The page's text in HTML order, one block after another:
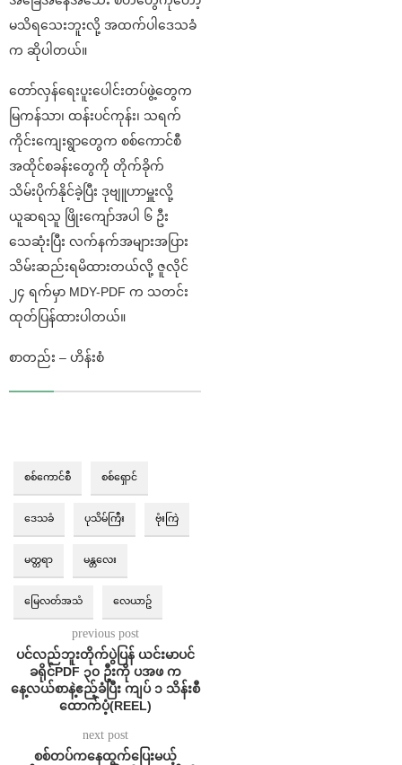
မသိရသေးဘူးလို့ အထက်ပါဒေသခံ
က ဆိုပါတယ်။
တော်လှန်ရေးပူးပေါင်းတပ်ဖွဲ့တွေက
မြကန်သာ၊ ထန်းပင်ကုန်း၊ သရက်
ကိုင်းကျေးရွာတွေက စစ်ကောင်စီ
အထိုင်စခန်းတွေကို တိုက်ခိုက်
သိမ်းပိုက်နိုင်ခဲ့ပြီး ဒုဗျူဟာမှူးလို့
ယူဆရသူ ဖြိုးကျော်အပါ ၆ ဦး
သေဆုံးပြီး လက်နက်အများအပြား
သိမ်းဆည်းရမိထားတယ်လို့ ဇူလိုင်
၂၄ ရက်မှာ MDY-PDF က သတင်း
ထုတ်ပြန်ထားပါတယ်။
စာတည်း – ဟိန်းစံ
စစ်ကောင်စီ စစ်ရှောင်
ဒေသခံ ပုသိမ်ကြီး ဗုံးကြဲ
မတ္တရာ မန္တလေး
မြေလတ်အသံ လေယာဥ်
previous post
ပင်လည်ဘူးတိုက်ပွဲပြန် ယင်းမာပင်
ခရိုင်PDF ၃၀ ဦးကို ပအဖ က
နေ့လယ်စာနဲ့ဧည့်ခံပြီး ကျပ် ၁ သိန်းစီ
ထောက်ပံ့(REEL)
next post
စစ်တပ်ကနေထွက်ပြေးမယ့်